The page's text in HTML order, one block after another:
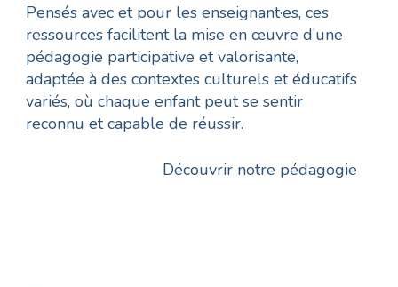
Pensés avec et pour les enseignant·es, ces
ressources facilitent la mise en œuvre d’une
pédagogie participative et valorisante,
adaptée à des contextes culturels et éducatifs
variés, où chaque enfant peut se sentir
reconnu et capable de réussir.
Découvrir notre pédagogie